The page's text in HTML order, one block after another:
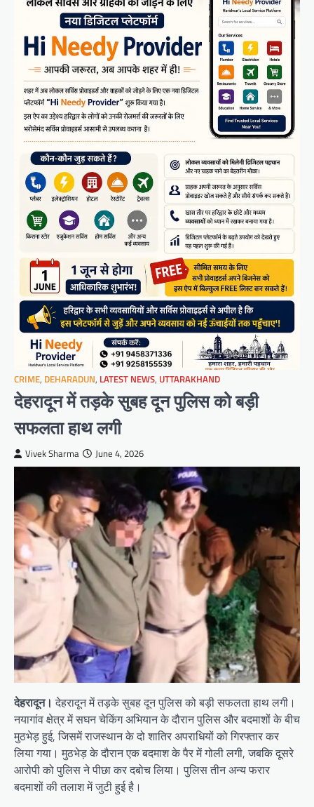
CRIME, DEHARADUN, LATEST NEWS, UTTARAKHAND
देहरादून में तड़के सुबह दून पुलिस को बड़ी
सफलता हाथ लगी
Vivek Sharma June 4, 2026
देहरादून।देहरादून में तड़के सुबह दून पुलिस को बड़ी सफलता हाथ लगी।
नयागांव क्षेत्र में सघन चेकिंग अभियान के दौरान पुलिस और बदमाशों के बीच
मुठभेड़ हुई, जिसमें राजस्थान के दो शातिर अपराधियों को गिरफ्तार कर
लिया गया। मुठभेड़ के दौरान एक बदमाश के पैर में गोली लगी, जबकि दूसरे
आरोपी को पुलिस ने पीछा कर दबोच लिया। पुलिस तीन अन्य फरार
बदमाशों की तलाश में जुटी हुई है।